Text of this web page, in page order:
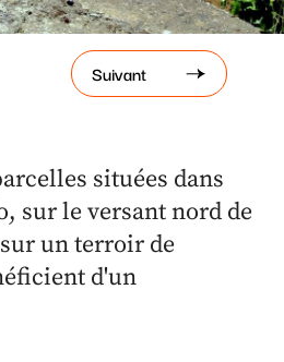
Suivant
situées dans
sur le versant nord de
un terroir de
d'un